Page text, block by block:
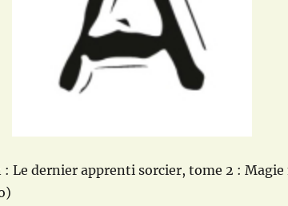
Le dernier apprenti sorcier, tome 2 : Magie